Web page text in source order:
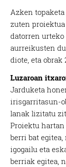
Azken
zuten proiektua
datorren
aurreikusten
diote, eta obrak
Luzaroan
Jarduketa
irisgarritasun-
lanak lizitatu
Proiektu
berri bat
igogailu eta
berriak egitea,